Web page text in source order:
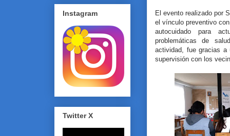
El evento realizado por
el vínculo preventivo
autocuidado para
problemáticas de
actividad, fue gracias a
supervisión con los
Instagram
Twitter X